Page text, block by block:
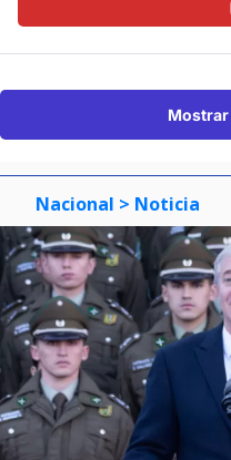
Nacional > Noticia